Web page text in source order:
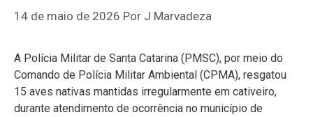
14 de maio de 2026 Por J Marvadeza
A Polícia Militar de Santa Catarina (PMSC), por meio do
Comando de Polícia Militar Ambiental (CPMA), resgatou
15 aves nativas mantidas irregularmente em cativeiro,
durante atendimento de ocorrência no município de